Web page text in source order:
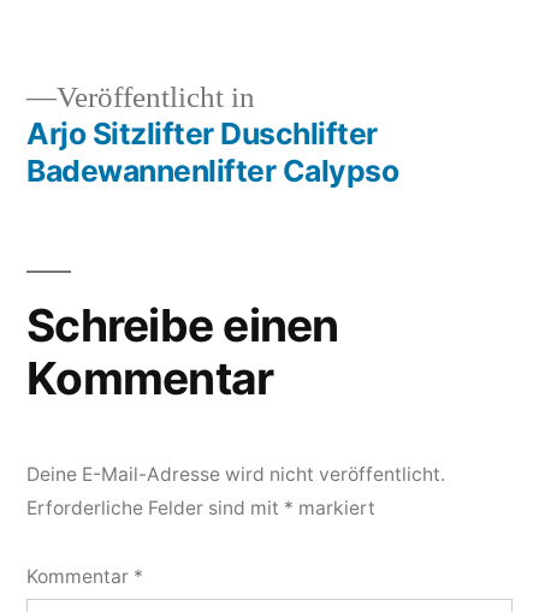
Beitragsnavigation
Veröffentlicht in
Arjo Sitzlifter Duschlifter
Badewannenlifter Calypso
Schreibe einen
Kommentar
Deine E-Mail-Adresse wird nicht veröffentlicht.
Erforderliche Felder sind mit * markiert
Kommentar *